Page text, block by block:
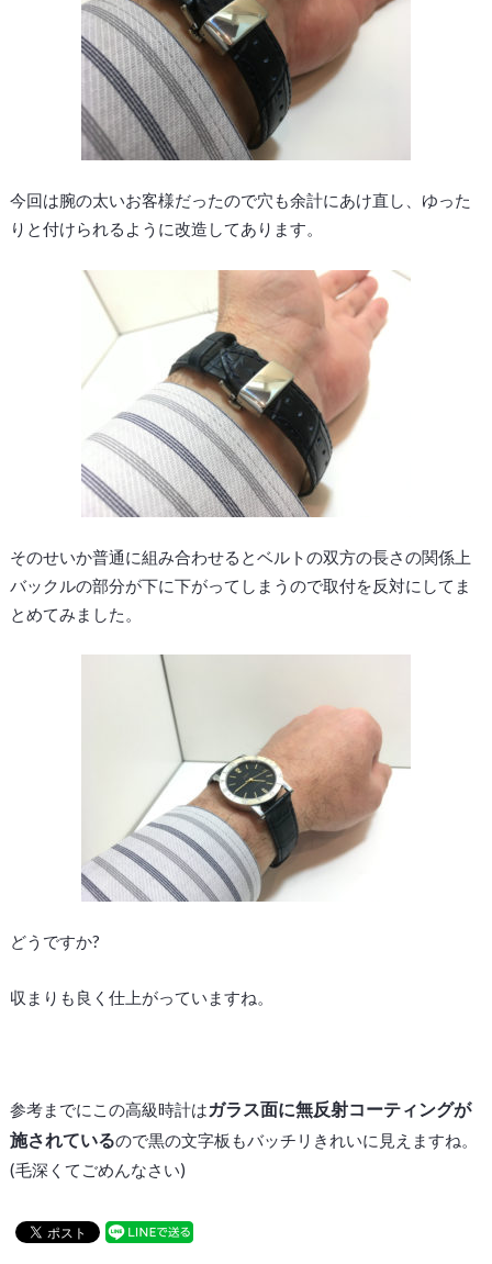
今回は腕の太いお客様だったので穴も余計にあけ直し、ゆった
りと付けられるように改造してあります。
そのせいか普通に組み合わせるとベルトの双方の長さの関係上
バックルの部分が下に下がってしまうので取付を反対にしてま
とめてみました。
どうですか?
収まりも良く仕上がっていますね。
参考までにこの高級時計はガラス面に無反射コーティングが
施されているので黒の文字板もバッチリきれいに見えますね。
(毛深くてごめんなさい)